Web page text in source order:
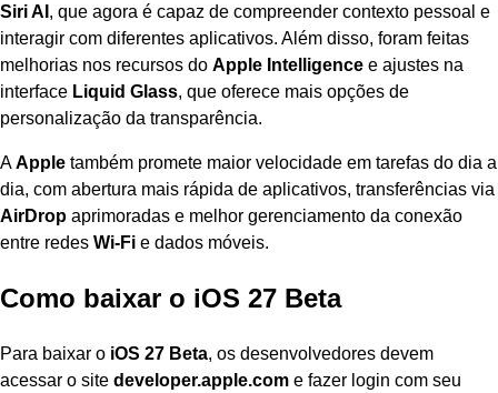
Siri AI , que agora é capaz de compreender contexto pessoal e
interagir com diferentes aplicativos. Além disso, foram feitas
melhorias nos recursos do Apple Intelligence e ajustes na
interface Liquid Glass, que oferece mais opções de
personalização da transparência.
AApple também promete maior velocidade em tarefas do dia a
dia, com abertura mais rápida de aplicativos, transferências via
AirDrop aprimoradas e melhor gerenciamento da conexão
entre redes Wi-Fi e dados móveis.
Como baixar o iOS 27 Beta
Para baixar o iOS 27 Beta, os desenvolvedores devem
acessar o site developer.apple.com e fazer login com seu